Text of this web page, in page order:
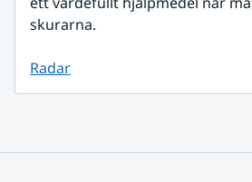
skurarna.
Radar